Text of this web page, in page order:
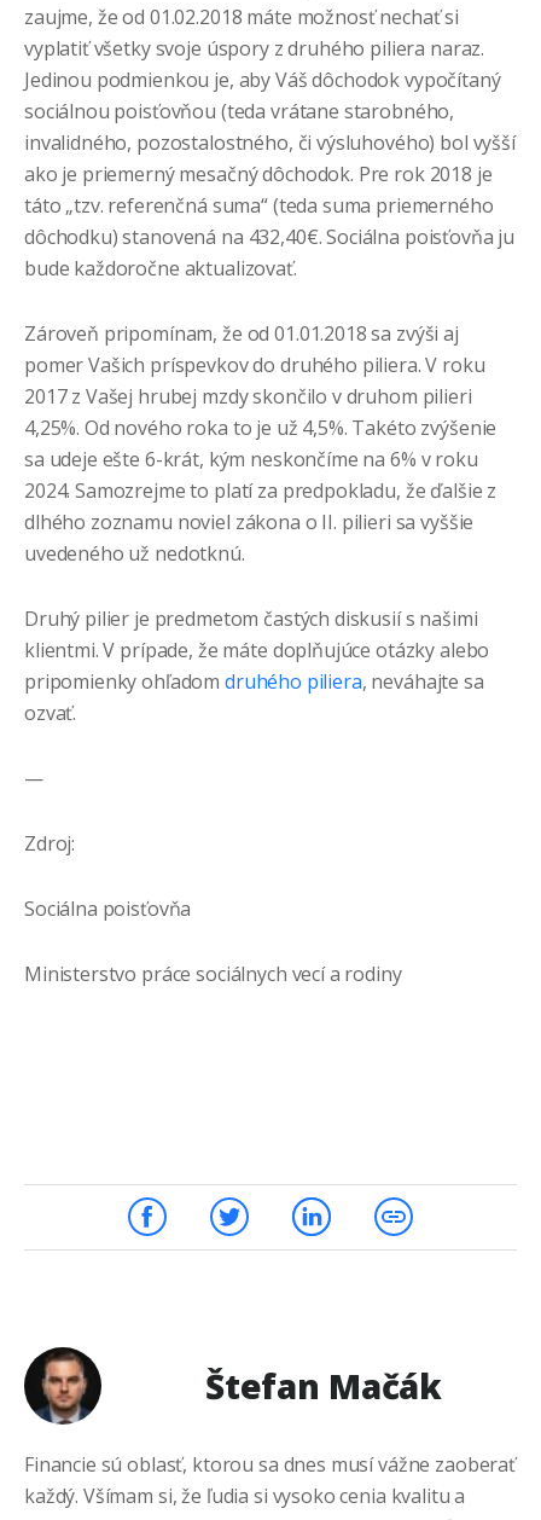
zaujme, že od 01.02.2018 máte možnosť nechať si
vyplatiť všetky svoje úspory z druhého piliera naraz.
Jedinou podmienkou je, aby Váš dôchodok vypočítaný
sociálnou poisťovňou (teda vrátane starobného,
invalidného, pozostalostného, či výsluhového) bol vyšší
ako je priemerný mesačný dôchodok. Pre rok 2018 je
táto „tzv. referenčná suma“ (teda suma priemerného
dôchodku) stanovená na 432,40€. Sociálna poisťovňa ju
bude každoročne aktualizovať.
Zároveň pripomínam, že od 01.01.2018 sa zvýši aj
pomer Vašich príspevkov do druhého piliera. V roku
2017 z Vašej hrubej mzdy skončilo v druhom pilieri
4,25%. Od nového roka to je už 4,5%. Takéto zvýšenie
sa udeje ešte 6-krát, kým neskončíme na 6% v roku
2024. Samozrejme to platí za predpokladu, že ďalšie z
dlhého zoznamu noviel zákona o II. pilieri sa vyššie
uvedeného už nedotknú.
Druhý pilier je predmetom častých diskusií s našimi
klientmi. V prípade, že máte doplňujúce otázky alebo
pripomienky ohľadom druhého piliera, neváhajte sa
ozvať.
—
Zdroj:
Sociálna poisťovňa
Ministerstvo práce sociálnych vecí a rodiny
Štefan Mačák
Financie sú oblasť, ktorou sa dnes musí vážne zaoberať
každý. Všímam si, že ľudia si vysoko cenia kvalitu a